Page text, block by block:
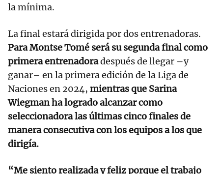
la mínima.
La final estará dirigida por dos entrenadoras.
Para Montse Tomé será su segunda final como
primera entrenadoradespués de llegar –y
ganar– en la primera edición de la Liga de
Naciones en 2024, mientras que Sarina
Wiegman ha logrado alcanzar como
seleccionadora las últimas cinco finales de
manera consecutiva con los equipos a los que
dirigía.
“Me siento realizada y feliz porque el trabajo